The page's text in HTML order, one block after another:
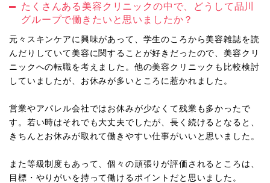
たくさんある美容クリニックの中で、どうして品川
グループで働きたいと思いましたか？
元々スキンケアに興味があって、学生のころから美容雑誌を読
んだりしていて美容に関することが好きだったので、美容クリ
ニックへの転職を考えました。他の美容クリニックも比較検討
していましたが、お休みが多いところに惹かれました。
営業やアパレル会社ではお休みが少なくて残業も多かったで
す。若い時はそれでも大丈夫でしたが、長く続けるとなると、
きちんとお休みが取れて働きやすい仕事がいいと思いました。
また等級制度もあって、個々の頑張りが評価されるところは、
目標・やりがいを持って働けるポイントだと思いました。